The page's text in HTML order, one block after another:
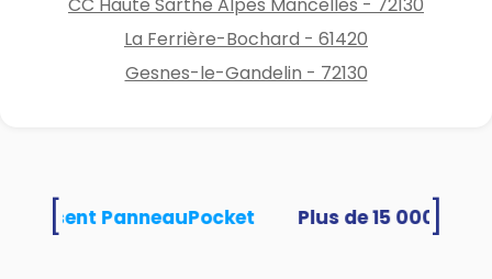
La Ferrière-Bochard - 61420
Gesnes-le-Gandelin - 72130
PanneauPocket